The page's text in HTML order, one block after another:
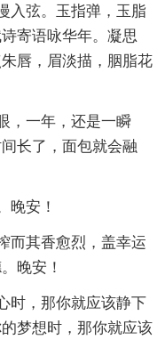
入弦。玉指弹，玉脂
寄语咏华年。凝思
唇，眉淡描，胭脂花
，一年，还是一瞬
长了，面包就会融
晚安！
而其香愈烈，盖幸运
晚安！
时，那你就应该静下
梦想时，那你就应该